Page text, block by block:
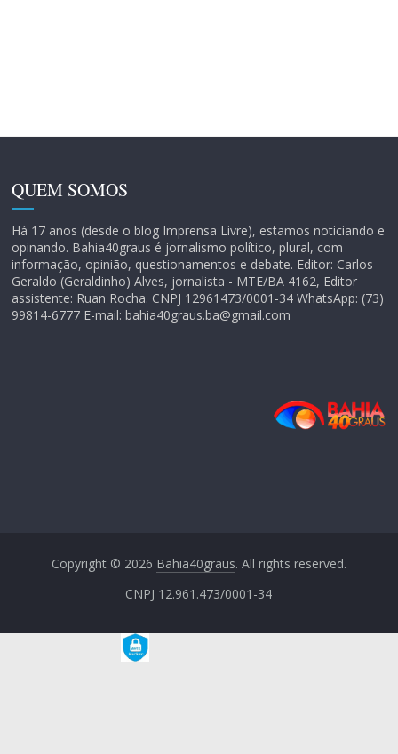
QUEM SOMOS
Há 17 anos (desde o blog Imprensa Livre), estamos noticiando e
opinando. Bahia40graus é jornalismo político, plural, com
informação, opinião, questionamentos e debate. Editor: Carlos
Geraldo (Geraldinho) Alves, jornalista - MTE/BA 4162, Editor
assistente: Ruan Rocha. CNPJ 12961473/0001-34 WhatsApp: (73)
99814-6777 E-mail: bahia40graus.ba@gmail.com
Copyright © 2026 Bahia40graus. All rights reserved.
CNPJ 12.961.473/0001-34